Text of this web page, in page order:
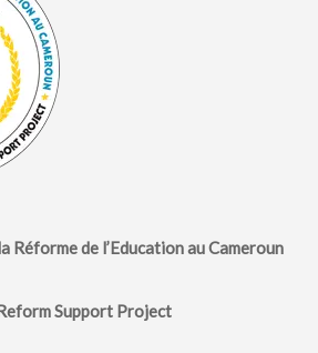
Réforme de l’Education au Cameroun
Support Project